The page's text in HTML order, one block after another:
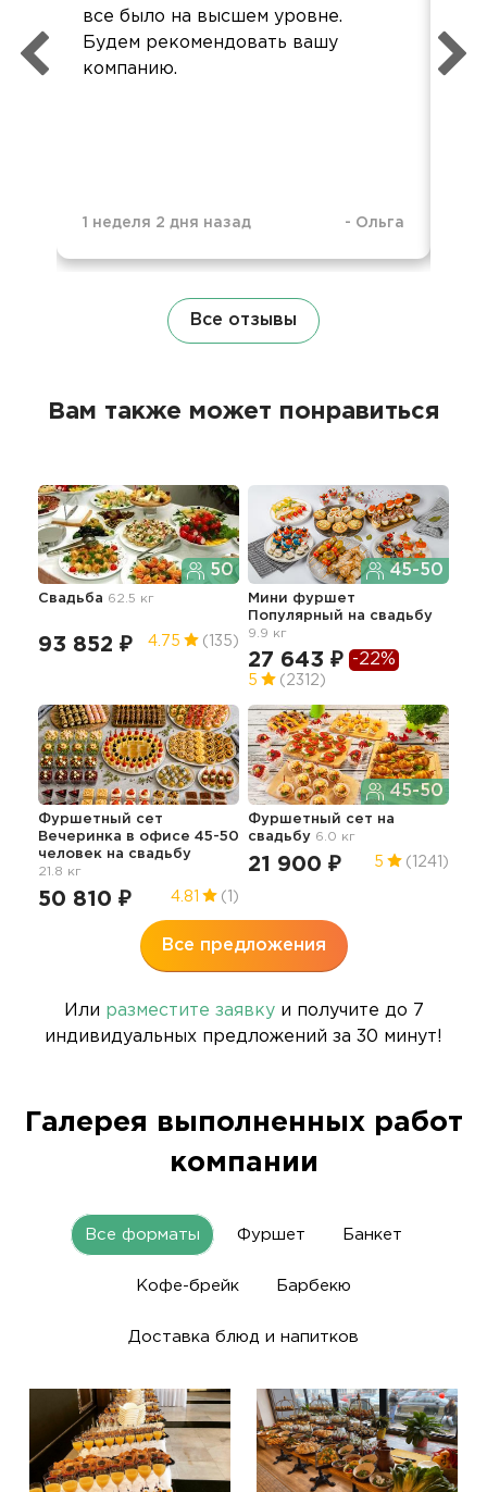
все было на высшем уровне.
Будем рекомендовать вашу
компанию.
1 неделя 2 дня назад - Ольга
Все отзывы
Вам также может понравиться
50
Свадьба 62.5 кг
93 852 ₽ 4.75 (135)
45-50
Мини фуршет
Популярный на свадьбу
9.9 кг
27 643 ₽ -22%
5 (2312)
Фуршетный сет
Вечеринка в офисе 45-50
человек на свадьбу
21.8 кг
50 810 ₽ 4.81 (1)
45-50
Фуршетный сет на
свадьбу 6.0 кг
21 900 ₽ 5 (1241)
Все предложения
Или разместите заявкуи получите до 7
индивидуальных предложений за 30 минут!
Галерея выполненных работ
компании
Все форматы Фуршет Банкет
Кофе-брейк Барбекю
Доставка блюд и напитков